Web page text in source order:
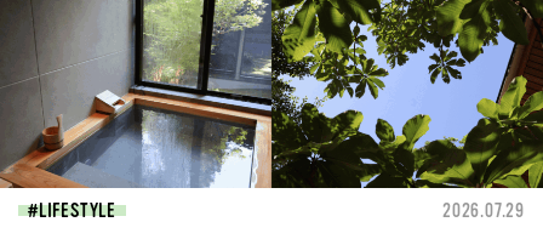
LIFESTYLE 2026.07.29